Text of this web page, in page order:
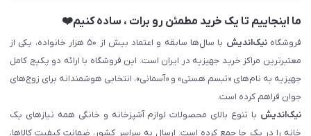
ما اینجاییم تا یک خرید مطمئن رو برات ، ساده کنیم❤️
فروشگاهنیک‌اندیش
با سال‌ها سابقه و اعتماد بیش از ۵۰ هزار خانواده، یکی از
معتبرترین مراکز خرید جهیزیه در ایران است. این فروشگاه با ارائه دو پکیج کامل
جهیزیه به نام‌های «تبسم هستی» و «آسمانی»، انتخابی هوشمندانه برای زوج‌های
جوان فراهم کرده است.
نیک‌اندیش با تنوع بالای محصولات لوازم آشپزخانه و خانگی همه نیازهای یک
خانه را در یک جا جمع کرده است. ارسال به سراسر کشور، ضمانت کیفیت کالاها،